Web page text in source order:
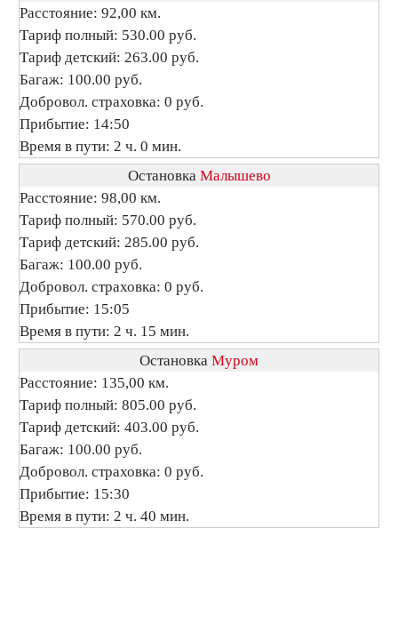
Расстояние: 92,00 км.
Тариф полный: 530.00 руб.
Тариф детский: 263.00 руб.
Багаж: 100.00 руб.
Добровол. страховка: 0 руб.
Прибытие: 14:50
Время в пути: 2 ч. 0 мин.
Остановка Малышево
Расстояние: 98,00 км.
Тариф полный: 570.00 руб.
Тариф детский: 285.00 руб.
Багаж: 100.00 руб.
Добровол. страховка: 0 руб.
Прибытие: 15:05
Время в пути: 2 ч. 15 мин.
Остановка Муром
Расстояние: 135,00 км.
Тариф полный: 805.00 руб.
Тариф детский: 403.00 руб.
Багаж: 100.00 руб.
Добровол. страховка: 0 руб.
Прибытие: 15:30
Время в пути: 2 ч. 40 мин.